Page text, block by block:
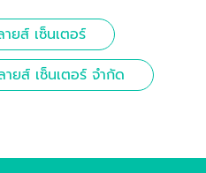
ยส์ เซ็นเตอร์
ยส์ เซ็นเตอร์ จำกัด